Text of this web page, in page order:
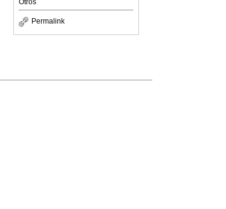
Otros
Permalink